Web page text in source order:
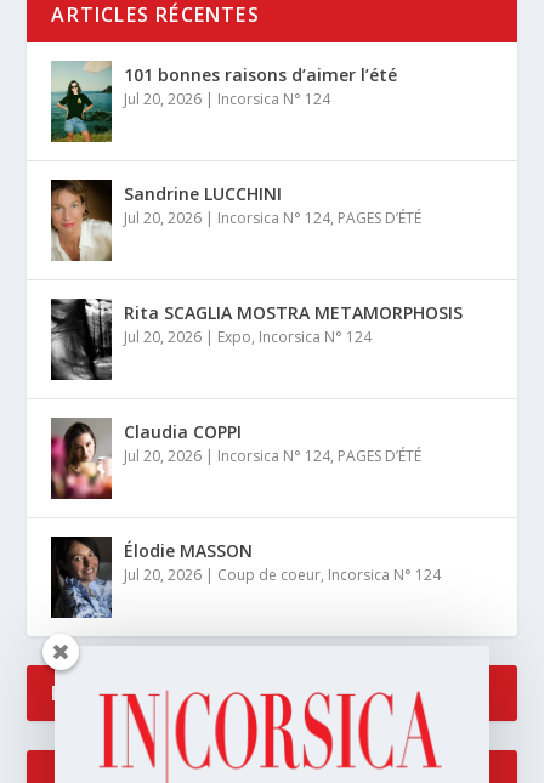
ARTICLES RÉCENTES
101 bonnes raisons d’aimer l’été
Jul 20, 2026 Incorsica N° 124
Sandrine LUCCHINI
Jul 20, 2026 Incorsica N° 124, PAGES D’ÉTÉ
Rita SCAGLIA MOSTRA METAMORPHOSIS
Jul 20, 2026 Expo, Incorsica N° 124
Claudia COPPI
Jul 20, 2026 Incorsica N° 124, PAGES D’ÉTÉ
Élodie MASSON
Jul 20, 2026 Coup de coeur, Incorsica N° 124
RECENT COMMENTS